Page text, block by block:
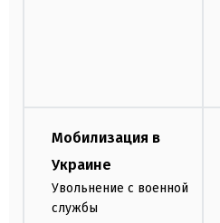
Мобилизация в
Украине
Увольнение с военной
службы